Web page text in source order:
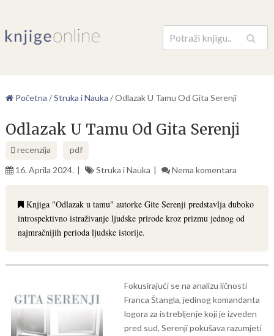
Pretraga
Početna /Struka i Nauka /Odlazak U Tamu Od Gita Serenji
Odlazak U Tamu Od Gita Serenji
recenzija
pdf
16. Aprila 2024.
Struka i Nauka Nema komentara
Knjiga "Odlazak u tamu" autorke Gite Serenji predstavlja duboko
introspektivno istraživanje ljudske prirode kroz prizmu jednog od
najmračnijih perioda ljudske istorije.
Fokusirajući se na analizu ličnosti
Franca Štangla, jedinog komandanta
logora za istrebljenje koji je izveden
pred sud, Serenji pokušava razumjeti